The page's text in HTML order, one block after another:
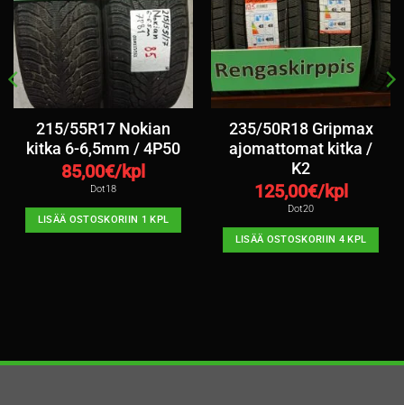
215/55R17 Nokian
kitka 6-6,5mm / 4P50
85,00€/kpl
Dot18
LISÄÄ OSTOSKORIIN 1 KPL
235/50R18 Gripmax
ajomattomat kitka /
K2
125,00€/kpl
Dot20
LISÄÄ OSTOSKORIIN 4 KPL